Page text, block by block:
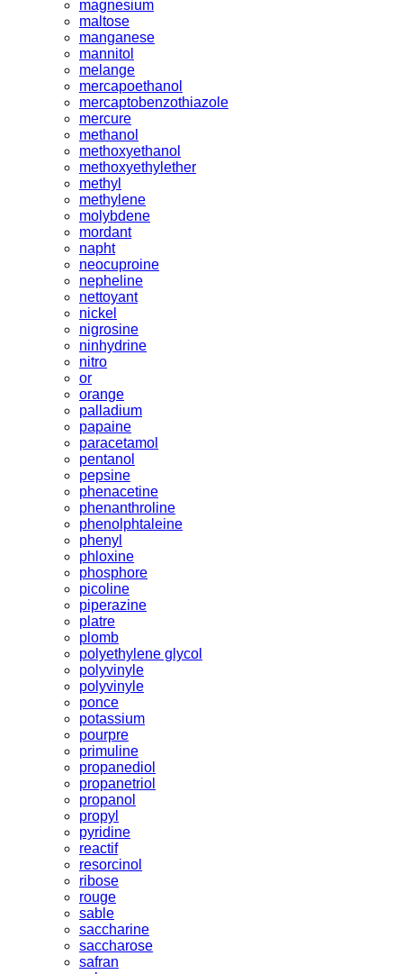
magnesium
maltose
manganese
mannitol
melange
mercapoethanol
mercaptobenzothiazole
mercure
methanol
methoxyethanol
methoxyethylether
methyl
methylene
molybdene
mordant
napht
neocuproine
nepheline
nettoyant
nickel
nigrosine
ninhydrine
nitro
or
orange
palladium
papaine
paracetamol
pentanol
pepsine
phenacetine
phenanthroline
phenolphtaleine
phenyl
phloxine
phosphore
picoline
piperazine
platre
plomb
polyethylene glycol
polyvinyle
polyvinyle
ponce
potassium
pourpre
primuline
propanediol
propanetriol
propanol
propyl
pyridine
reactif
resorcinol
ribose
rouge
sable
saccharine
saccharose
safran